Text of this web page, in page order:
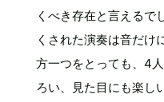
くべき存在と言えるで
くされた演奏は音だけ
方一つをとっても、4
ろい、見た目にも楽し